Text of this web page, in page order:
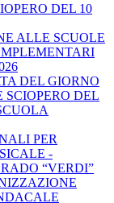
DEL 10
ALLE SCUOLE
DEL GIORNO
SCIOPERO DEL
PER
-
“VERDI”